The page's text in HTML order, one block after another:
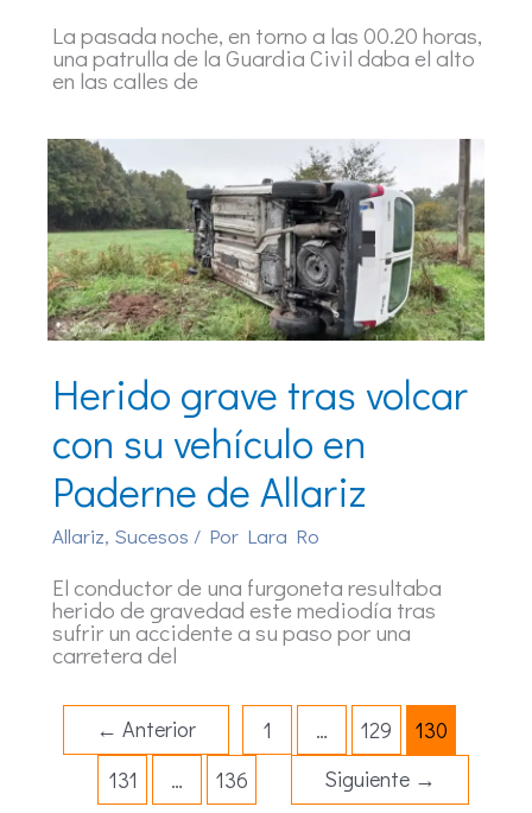
La pasada noche, en torno a las 00.20 horas,
una patrulla de la Guardia Civil daba el alto
en las calles de
Herido grave tras volcar
con su vehículo en
Paderne de Allariz
Allariz, Sucesos / Por Lara Ro
El conductor de una furgoneta resultaba
herido de gravedad este mediodía tras
sufrir un accidente a su paso por una
carretera del
← Anterior 1 … 129
130
131
… 136 Siguiente →